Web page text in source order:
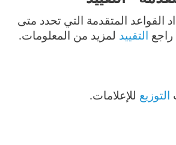
القواعد المتقدمة التي تحدد متى
راجع التقييد لمزيد من المعلومات.
التوزيع للإعلامات.